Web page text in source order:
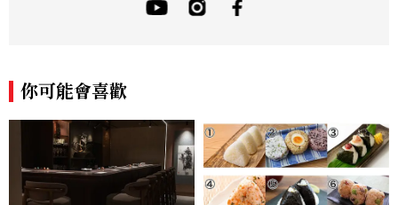
占星星座、塔羅、生命靈數、盧恩符文、色
你可能會喜歡